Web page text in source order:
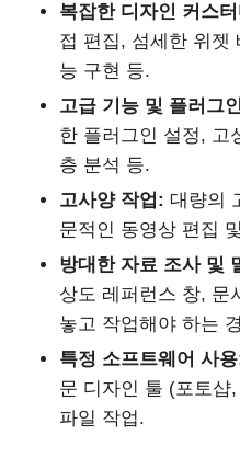
복잡한 디자인 커스
접 편집, 섬세한 위젯
능 구현 등.
고급 기능 및 플러그
한 플러그인 설정, 고
층 분석 등.
고사양 작업: 대량의
문적인 동영상 편집
방대한 자료 조사 및
상도 레퍼런스 창, 문
놓고 작업해야 하는
특정 소프트웨어 사
문 디자인 툴 (포토샵
파일 작업.